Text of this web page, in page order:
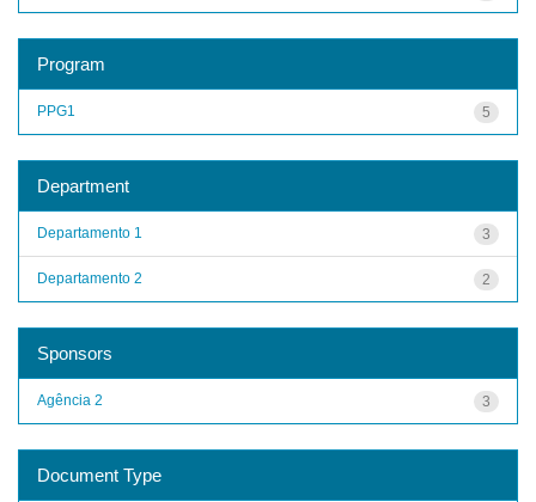
Program
5
PPG1
Department
3
Departamento 1
2
Departamento 2
Sponsors
3
Agência 2
Document Type